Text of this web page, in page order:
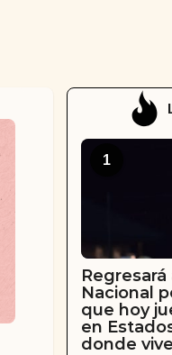
1
Regresará
Nacional
que hoy
en
donde vive